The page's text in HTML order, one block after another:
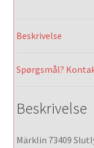
Beskrivelse
Spørgsmål?
Beskrivelse
Märklin 73409